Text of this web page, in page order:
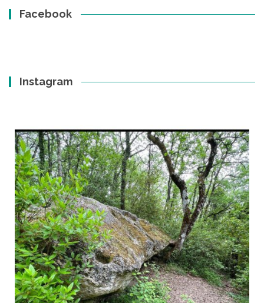
Facebook
Instagram